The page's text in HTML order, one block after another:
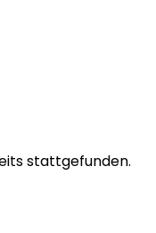
stattgefunden.